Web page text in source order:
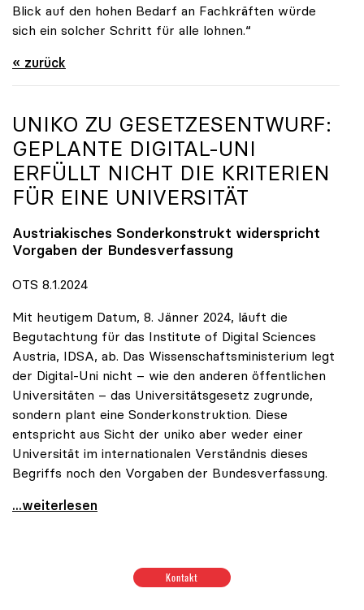
Blick auf den hohen Bedarf an Fachkräften würde
sich ein solcher Schritt für alle lohnen.“
« zurück
UNIKO ZU GESETZESENTWURF:
GEPLANTE DIGITAL-UNI
ERFÜLLT NICHT DIE KRITERIEN
FÜR EINE UNIVERSITÄT
Austriakisches Sonderkonstrukt widerspricht
Vorgaben der Bundesverfassung
OTS 8.1.2024
Mit heutigem Datum, 8. Jänner 2024, läuft die
Begutachtung für das Institute of Digital Sciences
Austria, IDSA, ab. Das Wissenschaftsministerium legt
der Digital-Uni nicht – wie den anderen öffentlichen
Universitäten – das Universitätsgesetz zugrunde,
sondern plant eine Sonderkonstruktion. Diese
entspricht aus Sicht der uniko aber weder einer
Universität im internationalen Verständnis dieses
Begriffs noch den Vorgaben der Bundesverfassung.
uniko zu Gesetzesentwurf: Geplante Digital-Uni
...weiterlesen
Kontakt